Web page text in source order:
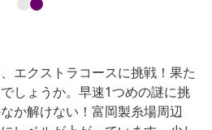
エクストラコースに挑戦！果た
しょうか。早速1つめの謎に挑
か解けない！富岡製糸場周辺